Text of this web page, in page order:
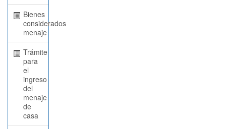
Bienes
considerados
menaje
Trámite
para
el
ingreso
del
menaje
de
casa